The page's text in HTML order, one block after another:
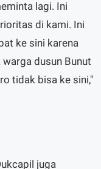
lagi. Ini
di kami. Ini
ke sini karena
dusun Bunut
tidak bisa ke sini,"
juga